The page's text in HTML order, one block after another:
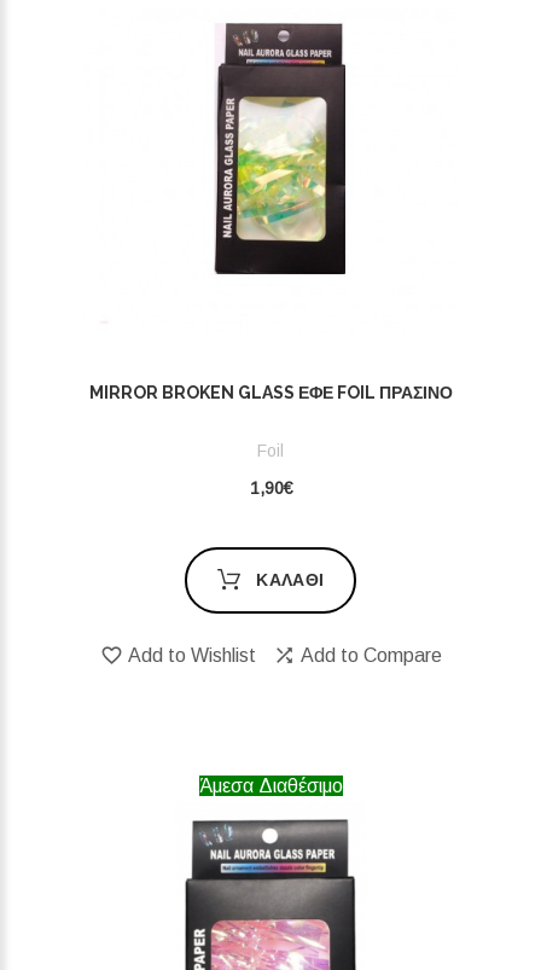
MIRROR BROKEN GLASS ΕΦΈ FOIL ΠΡΆΣΙΝΟ
Foil
1,90€
ΚΑΛΆΘΙ
Add to Wishlist Add to Compare
Άμεσα Διαθέσιμο